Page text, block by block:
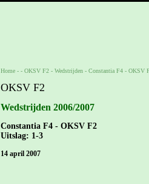
Home- - OKSV F2- Wedstrijden- Constantia F4 - OKSV
OKSV F2
Wedstrijden 2006/2007
Constantia F4 - OKSV F2
Uitslag: 1-3
14 april 2007